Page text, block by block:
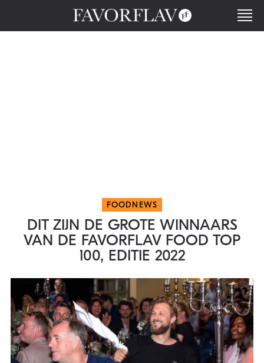
FOODNEWS
DIT ZIJN DE GROTE WINNAARS
VAN DE FAVORFLAV FOOD TOP
100, EDITIE 2022